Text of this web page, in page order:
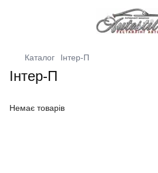
Каталог Інтер-П
Інтер-П
Немає товарів